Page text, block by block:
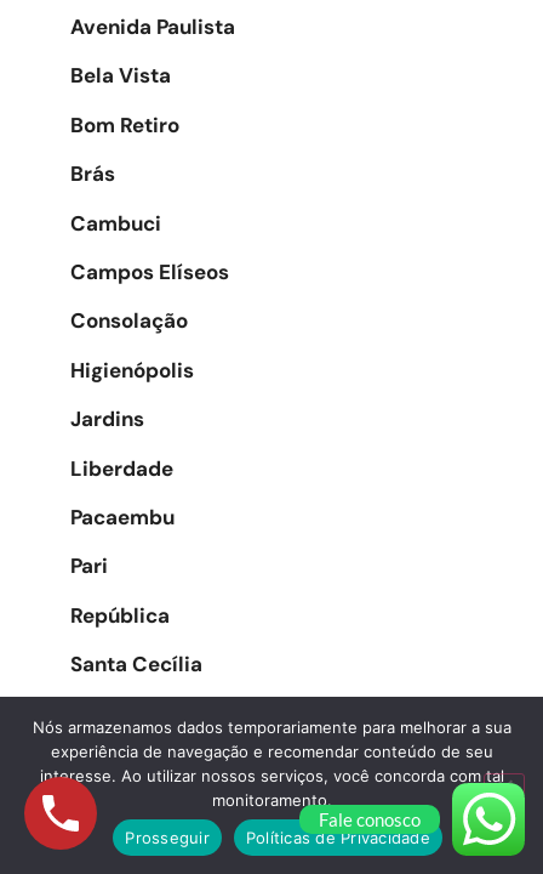
Avenida Paulista
Bela Vista
Bom Retiro
Brás
Cambuci
Campos Elíseos
Consolação
Higienópolis
Jardins
Liberdade
Pacaembu
Pari
República
Santa Cecília
Sé
Vila Buarque
Fale conosco
Nós armazenamos dados temporariamente para melhorar a sua
experiência de navegação e recomendar conteúdo de seu
interesse. Ao utilizar nossos serviços, você concorda com tal
monitoramento.
Prosseguir
Políticas de Privacidade